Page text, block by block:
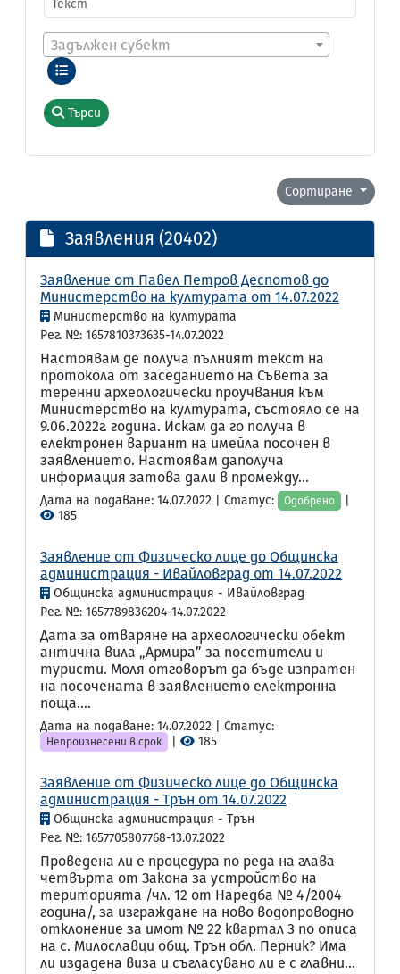
Задължен субект
Търси
Сортиране
Заявления (20402)
Заявление от Павел Петров Деспотов до
Министерство на културата от 14.07.2022
Министерство на културата
Рег. №: 1657810373635-14.07.2022
Настоявам де получа пълният текст на
протокола от заседанието на Съвета за
теренни археологически проучвания към
Министерство на културата, състояло се на
9.06.2022г. година. Искам да го получа в
електронен вариант на имейла посочен в
заявлението. Настоявам даполуча
информация затова дали в промежду...
Дата на подаване: 14.07.2022 | Статус: Одобрено
185
Заявление от Физическо лице до Общинска
администрация - Ивайловград от 14.07.2022
Общинска администрация - Ивайловград
Рег. №: 1657789836204-14.07.2022
Дата за отваряне на археологически обект
антична вила „Армира” за посетители и
туристи. Моля отговорът да бъде изпратен
на посочената в заявлението електронна
поща....
Дата на подаване: 14.07.2022 | Статус:
Непроизнесени в срок 185
Заявление от Физическо лице до Общинска
администрация - Трън от 14.07.2022
Общинска администрация - Трън
Рег. №: 1657705807768-13.07.2022
Проведена ли е процедура по реда на глава
четвърта от Закона за устройство на
територията /чл. 12 от Наредба № 4/2004
година/, за изграждане на ново водопроводно
отклонение за имот № 22 квартал 3 по описа
на с. Милославци общ. Трън обл. Перник? Има
ли издадена виза и съгласувано ли е с главни...